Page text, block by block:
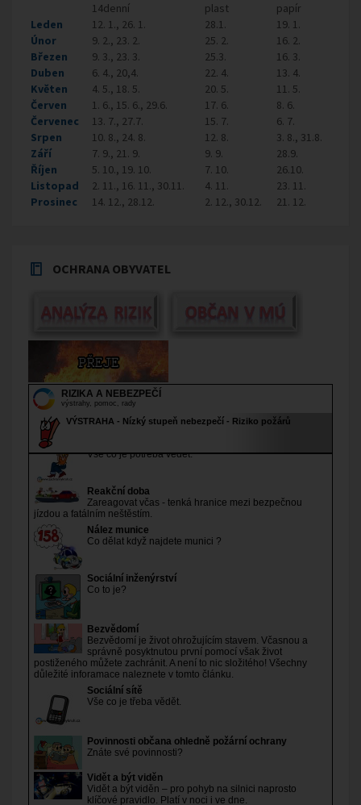
14denní plast
papír
Leden
12. 1., 26. 1. 28.1.
19. 1.
Únor
9. 2., 23. 2. 25. 2.
16. 2.
Březen
9. 3., 23. 3. 25.3.
16. 3.
Duben
6. 4., 20,4. 22. 4.
13. 4.
Květen
4. 5., 18. 5. 20. 5.
11. 5.
Červen
1. 6., 15. 6., 29.6. 17. 6.
8. 6.
Červenec
13. 7., 27.7. 15. 7.
6. 7.
Srpen
10. 8., 24. 8. 12. 8.
3. 8., 31.8.
Září
7. 9., 21. 9. 9. 9.
28.9.
Říjen
5. 10., 19. 10. 7. 10.
26.10.
Listopad
2. 11., 16. 11., 30.11. 4. 11.
23. 11.
Prosinec
14. 12., 28.12. 2. 12., 30.12. 21. 12.
OCHRANA OBYVATEL